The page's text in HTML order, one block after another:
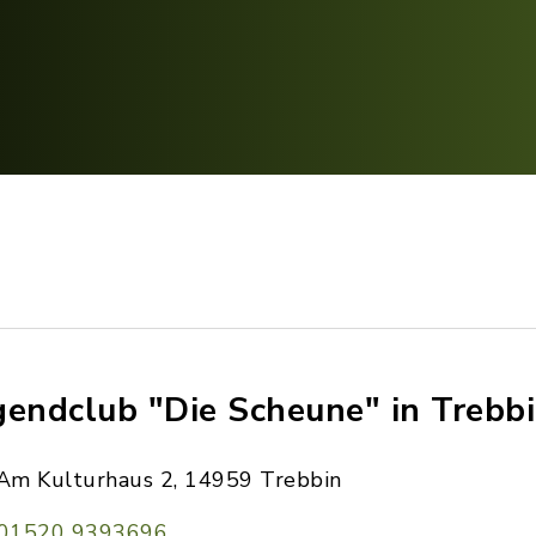
"Die Scheune" in
Kulturhaus 2, 14959 Trebbin